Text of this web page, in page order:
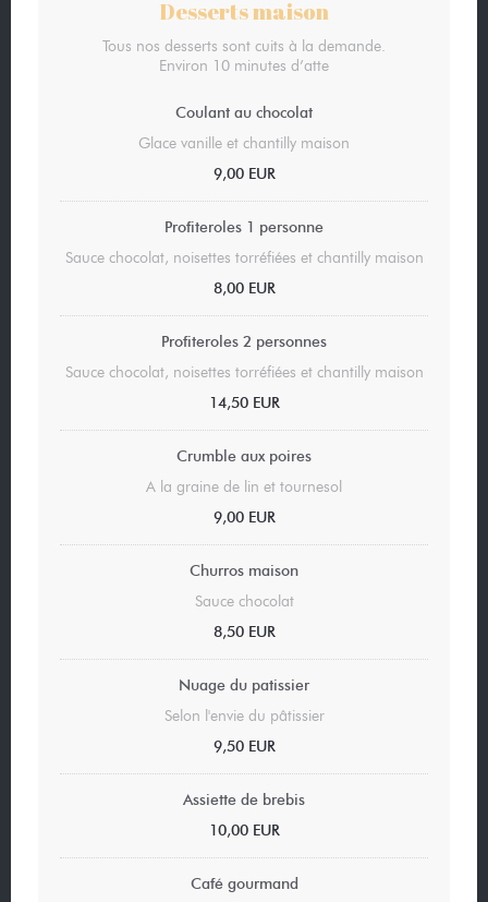
Desserts maison
Tous nos desserts sont cuits à la demande.
Environ 10 minutes d’atte
Coulant au chocolat
Glace vanille et chantilly maison
9,00 EUR
Profiteroles 1 personne
Sauce chocolat, noisettes torréfiées et chantilly maison
8,00 EUR
Profiteroles 2 personnes
Sauce chocolat, noisettes torréfiées et chantilly maison
14,50 EUR
Crumble aux poires
A la graine de lin et tournesol
9,00 EUR
Churros maison
Sauce chocolat
8,50 EUR
Nuage du patissier
Selon l'envie du pâtissier
9,50 EUR
Assiette de brebis
10,00 EUR
Café gourmand